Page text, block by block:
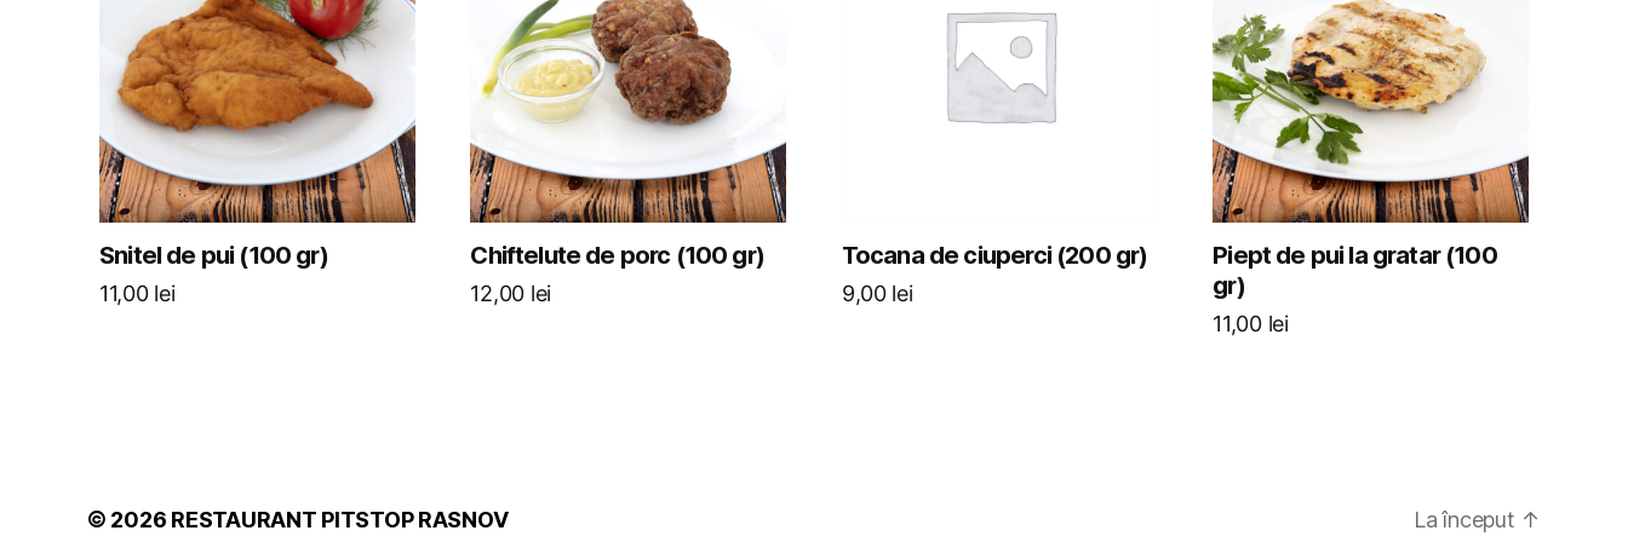
Snitel de pui (100 gr)
11,00 lei
Chiftelute de porc (100 gr)
12,00 lei
Tocana de ciuperci (200 gr)
9,00 lei
Piept de pui la gratar (100
gr)
11,00 lei
© 2026 RESTAURANT PITSTOP RASNOV La început ↑